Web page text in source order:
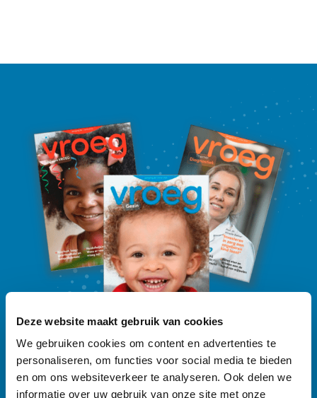
Deze website maakt gebruik van cookies
We gebruiken cookies om content en advertenties te
personaliseren, om functies voor social media te bieden
en om ons websiteverkeer te analyseren. Ook delen we
informatie over uw gebruik van onze site met onze
Ontdekons Vroeg-magazine